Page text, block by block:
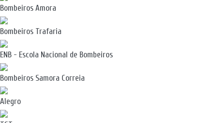
Bombeiros Amora
Bombeiros Trafaria
ENB - Escola Nacional de Bombeiros
Bombeiros Samora Correia
Alegro